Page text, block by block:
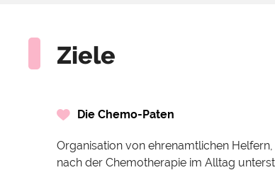
Ziele
Die Chemo-Paten
Organisation von ehrenamtlichen
nach der Chemotherapie im Alltag